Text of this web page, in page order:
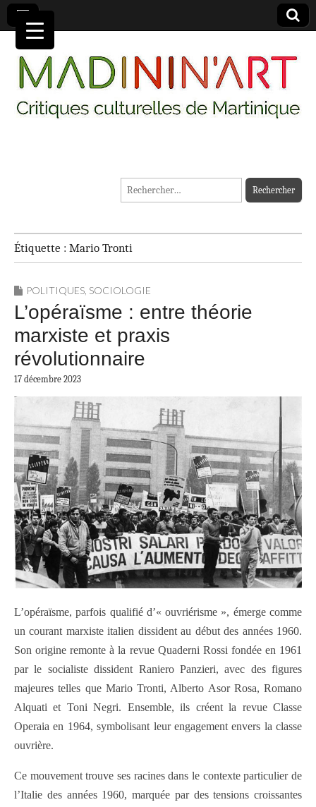
MADININ'ART
Rechercher :
Étiquette : Mario Tronti
POLITIQUES, SOCIOLOGIE
L’opéraïsme : entre théorie
marxiste et praxis
révolutionnaire
17 décembre 2023
L’opéraïsme, parfois qualifié d’« ouvriérisme », émerge comme
un courant marxiste italien dissident au début des années 1960.
Son origine remonte à la revue Quaderni Rossi fondée en 1961
par le socialiste dissident Raniero Panzieri, avec des figures
majeures telles que Mario Tronti, Alberto Asor Rosa, Romano
Alquati et Toni Negri. Ensemble, ils créent la revue Classe
Operaia en 1964, symbolisant leur engagement envers la classe
ouvrière.
Ce mouvement trouve ses racines dans le contexte particulier de
l’Italie des années 1960, marquée par des tensions croissantes